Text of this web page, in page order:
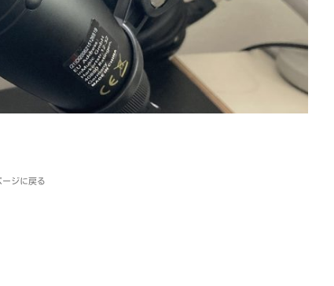
ジに戻る